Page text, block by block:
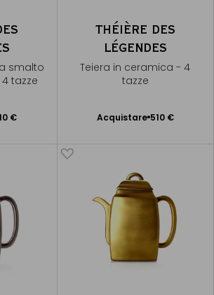
smalto
tazze
€
THÉIÈRE DES
LÉGENDES
Teiera in ceramica - 4
tazze
Acquistare 510 €
Aggiungere